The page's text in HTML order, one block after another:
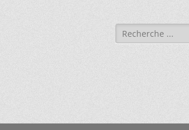
Rechercher :